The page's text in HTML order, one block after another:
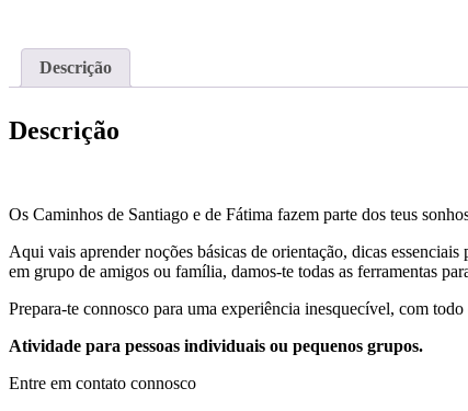
Descrição
Descrição
Os Caminhos de Santiago e de Fátima fazem parte dos teus
Aqui vais aprender noções básicas de orientação, dicas
em grupo de amigos ou família, damos-te todas as ferramentas
Prepara-te connosco para uma experiência inesquecível, com
Atividade para pessoas individuais ou pequenos grupos.
Entre em contato connosco